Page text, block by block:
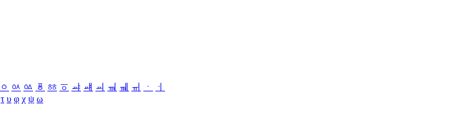
ㆁ ㆂ ㆃ ㆄ ㆅ ㆆ ㆇ ㆈ ㆉ ㆊ ㆋ ㆌ ㆍ
ㆎ
τ υ φ χ ψ ω